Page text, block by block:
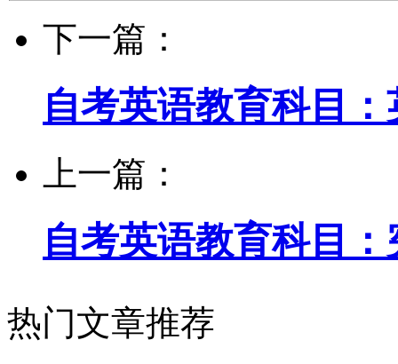
下一篇：
自考英语教育科目
上一篇：
自考英语教育科目
热门文章推荐